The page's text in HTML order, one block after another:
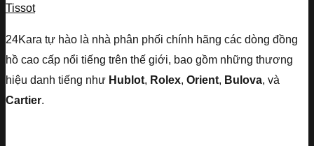
Tissot
24Kara tự hào là nhà phân phối chính hãng các dòng đồng
hồ cao cấp nổi tiếng trên thế giới, bao gồm những thương
hiệu danh tiếng như Hublot, Rolex, Orient, Bulova, và
Cartier.